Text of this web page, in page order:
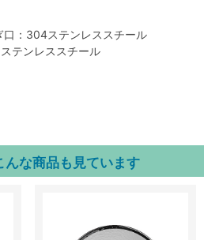
口：304ステンレススチール
テンレススチール
んな商品も見ています